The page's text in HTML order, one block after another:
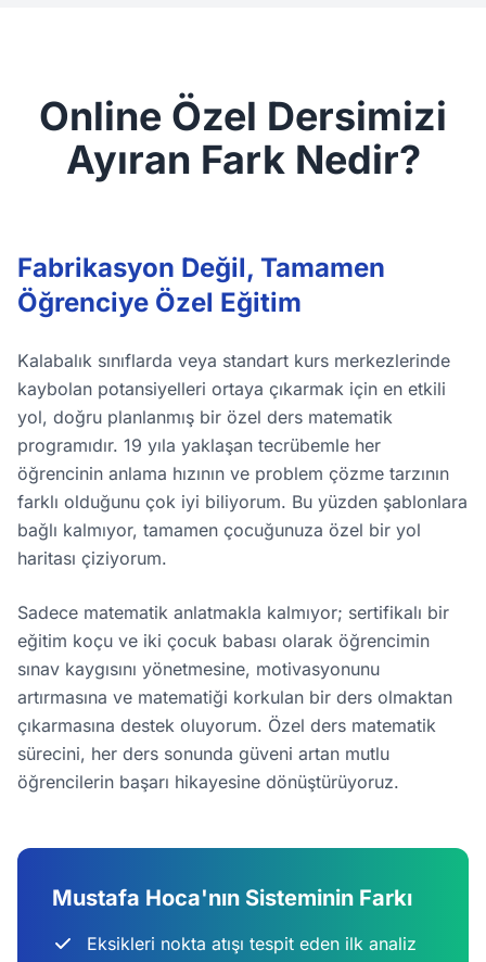
Online Özel Dersimizi
Ayıran Fark Nedir?
Fabrikasyon Değil, Tamamen
Öğrenciye Özel Eğitim
Kalabalık sınıflarda veya standart kurs merkezlerinde
kaybolan potansiyelleri ortaya çıkarmak için en etkili
yol, doğru planlanmış bir özel ders matematik
programıdır. 19 yıla yaklaşan tecrübemle her
öğrencinin anlama hızının ve problem çözme tarzının
farklı olduğunu çok iyi biliyorum. Bu yüzden şablonlara
bağlı kalmıyor, tamamen çocuğunuza özel bir yol
haritası çiziyorum.
Sadece matematik anlatmakla kalmıyor; sertifikalı bir
eğitim koçu ve iki çocuk babası olarak öğrencimin
sınav kaygısını yönetmesine, motivasyonunu
artırmasına ve matematiği korkulan bir ders olmaktan
çıkarmasına destek oluyorum. Özel ders matematik
sürecini, her ders sonunda güveni artan mutlu
öğrencilerin başarı hikayesine dönüştürüyoruz.
Mustafa Hoca'nın Sisteminin Farkı
Eksikleri nokta atışı tespit eden ilk analiz